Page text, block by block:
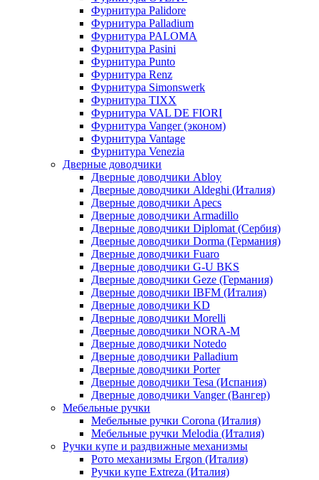
Фурнитура Palidore
Фурнитура Palladium
Фурнитура PALOMA
Фурнитура Pasini
Фурнитура Punto
Фурнитура Renz
Фурнитура Simonswerk
Фурнитура TIXX
Фурнитура VAL DE FIORI
Фурнитура Vanger (эконом)
Фурнитура Vantage
Фурнитура Venezia
Дверные доводчики
Дверные доводчики Abloy
Дверные доводчики Aldeghi (Италия)
Дверные доводчики Apecs
Дверные доводчики Armadillo
Дверные доводчики Diplomat (Сербия)
Дверные доводчики Dorma (Германия)
Дверные доводчики Fuaro
Дверные доводчики G-U BKS
Дверные доводчики Geze (Германия)
Дверные доводчики IBFM (Италия)
Дверные доводчики KD
Дверные доводчики Morelli
Дверные доводчики NORA-M
Дверные доводчики Notedo
Дверные доводчики Palladium
Дверные доводчики Porter
Дверные доводчики Tesa (Испания)
Дверные доводчики Vanger (Вангер)
Мебельные ручки
Мебельные ручки Corona (Италия)
Мебельные ручки Melodia (Италия)
Ручки купе и раздвижные механизмы
Рото механизмы Ergon (Италия)
Ручки купе Extreza (Италия)